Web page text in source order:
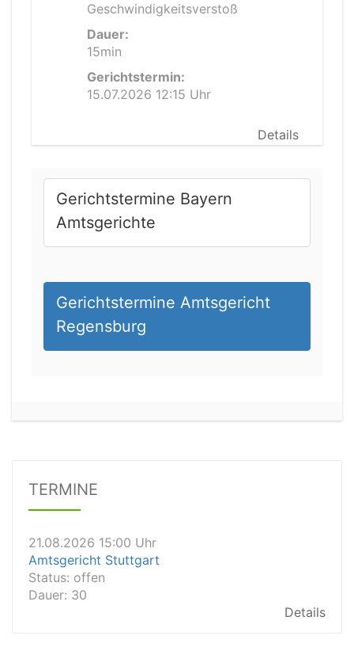
Geschwindigkeitsverstoß
Dauer:
15min
Gerichtstermin:
15.07.2026 12:15 Uhr
Details
Gerichtstermine Bayern
Amtsgerichte
Gerichtstermine Amtsgericht
Regensburg
TERMINE
21.08.2026 13:00 Uhr
21.08.2026 15:00 Uhr
Status:offen
Dauer: 30
21.08.2026 14:30 Uhr